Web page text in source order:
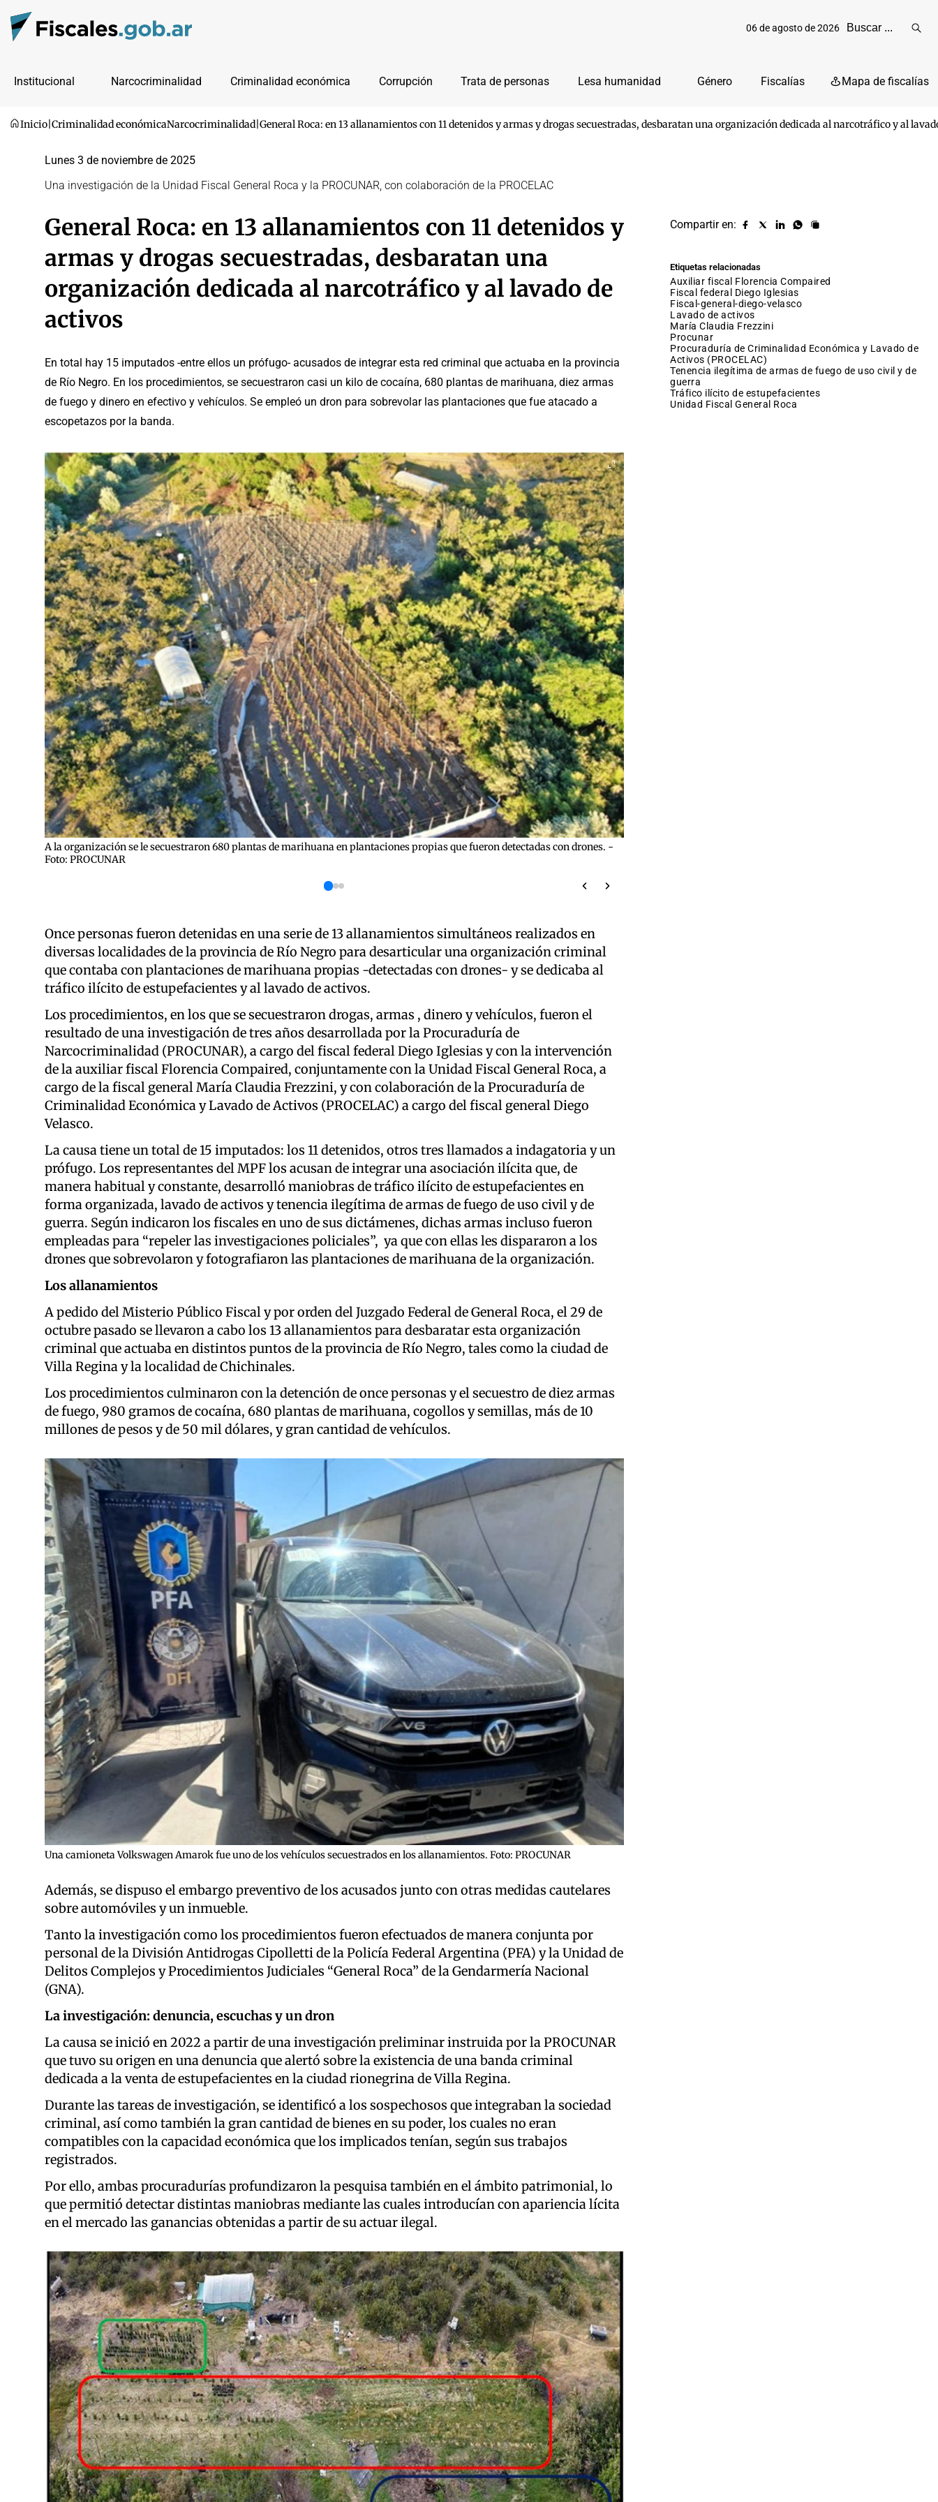
06 de agosto de 2026
Institucional Narcocriminalidad Criminalidad económica Corrupción Trata de personas Lesa humanidad Género Fiscalías Mapa de fiscalías
Inicio Criminalidad económicaNarcocriminalidad General Roca: en 13 allanamientos con 11 detenidos y armas y drogas secuestradas, desbaratan una organización dedicada al narcotráfico y al
Lunes 3 de noviembre de 2025
Una investigación de la Unidad Fiscal General Roca y la PROCUNAR, con colaboración de la PROCELAC
General Roca: en 13 allanamientos con 11 detenidos y
armas y drogas secuestradas, desbaratan una
organización dedicada al narcotráfico y al lavado de
activos
En total hay 15 imputados -entre ellos un prófugo- acusados de integrar esta red criminal que actuaba en la provincia
de Río Negro. En los procedimientos, se secuestraron casi un kilo de cocaína, 680 plantas de marihuana, diez armas
de fuego y dinero en efectivo y vehículos. Se empleó un dron para sobrevolar las plantaciones que fue atacado a
escopetazos por la banda.
A la organización se le secuestraron 680 plantas de marihuana en plantaciones propias que fueron detectadas con drones. -
Foto: PROCUNAR
Once personas fueron detenidas en una serie de 13 allanamientos simultáneos realizados en
diversas localidades de la provincia de Río Negro para desarticular una organización criminal
que contaba con plantaciones de marihuana propias -detectadas con drones- y se dedicaba al
tráfico ilícito de estupefacientes y al lavado de activos.
Los procedimientos, en los que se secuestraron drogas, armas , dinero y vehículos, fueron el
resultado de una investigación de tres años desarrollada por la Procuraduría de
Narcocriminalidad (PROCUNAR), a cargo del fiscal federal Diego Iglesias y con la intervención
de la auxiliar fiscal Florencia Compaired, conjuntamente con la Unidad Fiscal General Roca, a
cargo de la fiscal general María Claudia Frezzini, y con colaboración de la Procuraduría de
Criminalidad Económica y Lavado de Activos (PROCELAC) a cargo del fiscal general Diego
Velasco.
La causa tiene un total de 15 imputados: los 11 detenidos, otros tres llamados a indagatoria y un
prófugo. Los representantes del MPF los acusan de integrar una asociación ilícita que, de
manera habitual y constante, desarrolló maniobras de tráfico ilícito de estupefacientes en
forma organizada, lavado de activos y tenencia ilegítima de armas de fuego de uso civil y de
guerra. Según indicaron los fiscales en uno de sus dictámenes, dichas armas incluso fueron
empleadas para “repeler las investigaciones policiales”, ya que con ellas les dispararon a los
drones que sobrevolaron y fotografiaron las plantaciones de marihuana de la organización.
Los allanamientos
A pedido del Misterio Público Fiscal y por orden del Juzgado Federal de General Roca, el 29 de
octubre pasado se llevaron a cabo los 13 allanamientos para desbaratar esta organización
criminal que actuaba en distintos puntos de la provincia de Río Negro, tales como la ciudad de
Villa Regina y la localidad de Chichinales.
Los procedimientos culminaron con la detención de once personas y el secuestro de diez armas
de fuego, 980 gramos de cocaína, 680 plantas de marihuana, cogollos y semillas, más de 10
millones de pesos y de 50 mil dólares, y gran cantidad de vehículos.
Una camioneta Volkswagen Amarok fue uno de los vehículos secuestrados en los allanamientos. Foto: PROCUNAR
Además, se dispuso el embargo preventivo de los acusados junto con otras medidas cautelares
sobre automóviles y un inmueble.
Tanto la investigación como los procedimientos fueron efectuados de manera conjunta por
personal de la División Antidrogas Cipolletti de la Policía Federal Argentina (PFA) y la Unidad de
Delitos Complejos y Procedimientos Judiciales “General Roca” de la Gendarmería Nacional
(GNA).
La investigación: denuncia, escuchas y un dron
La causa se inició en 2022 a partir de una investigación preliminar instruida por la PROCUNAR
que tuvo su origen en una denuncia que alertó sobre la existencia de una banda criminal
dedicada a la venta de estupefacientes en la ciudad rionegrina de Villa Regina.
Durante las tareas de investigación, se identificó a los sospechosos que integraban la sociedad
criminal, así como también la gran cantidad de bienes en su poder, los cuales no eran
compatibles con la capacidad económica que los implicados tenían, según sus trabajos
registrados.
Por ello, ambas procuradurías profundizaron la pesquisa también en el ámbito patrimonial, lo
que permitió detectar distintas maniobras mediante las cuales introducían con apariencia lícita
en el mercado las ganancias obtenidas a partir de su actuar ilegal.
Compartir en:
Compartir
Compartir
Compartir
Compartir
Copiar
Etiquetas relacionadas
auxiliar fiscal Florencia Compaired
fiscal federal Diego Iglesias
fiscal-general-diego-velasco
lavado de activos
María Claudia Frezzini
procunar
Procuraduría de Criminalidad Económica y Lavado de
Activos (PROCELAC)
tenencia ilegítima de armas de fuego de uso civil y de
guerra
tráfico ilícito de estupefacientes
Unidad Fiscal General Roca